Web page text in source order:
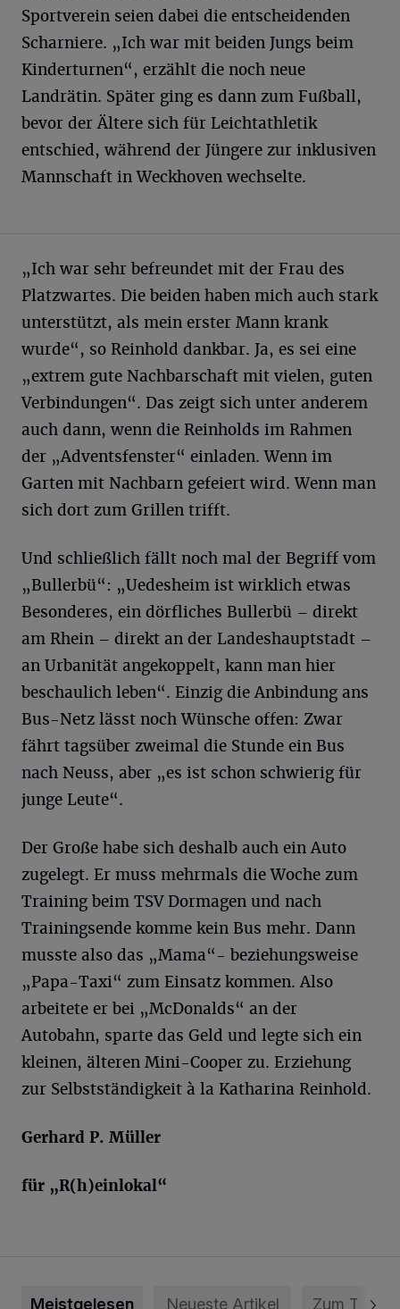
Sportverein seien dabei die entscheidenden
Scharniere. „Ich war mit beiden Jungs beim
Kinderturnen“, erzählt die noch neue
Landrätin. Später ging es dann zum Fußball,
bevor der Ältere sich für Leichtathletik
entschied, während der Jüngere zur inklusiven
Mannschaft in Weckhoven wechselte.
„Ich war sehr befreundet mit der Frau des
Platzwartes. Die beiden haben mich auch stark
unterstützt, als mein erster Mann krank
wurde“, so Reinhold dankbar. Ja, es sei eine
„extrem gute Nachbarschaft mit vielen, guten
Verbindungen“. Das zeigt sich unter anderem
auch dann, wenn die Reinholds im Rahmen
der „Adventsfenster“ einladen. Wenn im
Garten mit Nachbarn gefeiert wird. Wenn man
sich dort zum Grillen trifft.
Und schließlich fällt noch mal der Begriff vom
„Bullerbü“: „Uedesheim ist wirklich etwas
Besonderes, ein dörfliches Bullerbü – direkt
am Rhein – direkt an der Landeshauptstadt –
an Urbanität angekoppelt, kann man hier
beschaulich leben“. Einzig die Anbindung ans
Bus-Netz lässt noch Wünsche offen: Zwar
fährt tagsüber zweimal die Stunde ein Bus
nach Neuss, aber „es ist schon schwierig für
junge Leute“.
Der Große habe sich deshalb auch ein Auto
zugelegt. Er muss mehrmals die Woche zum
Training beim TSV Dormagen und nach
Trainingsende komme kein Bus mehr. Dann
musste also das „Mama“- beziehungsweise
„Papa-Taxi“ zum Einsatz kommen. Also
arbeitete er bei „McDonalds“ an der
Autobahn, sparte das Geld und legte sich ein
kleinen, älteren Mini-Cooper zu. Erziehung
zur Selbstständigkeit à la Katharina Reinhold.
Gerhard P. Müller
für „R(h)einlokal“
Meistgelesen Neueste Artikel Zum Thema